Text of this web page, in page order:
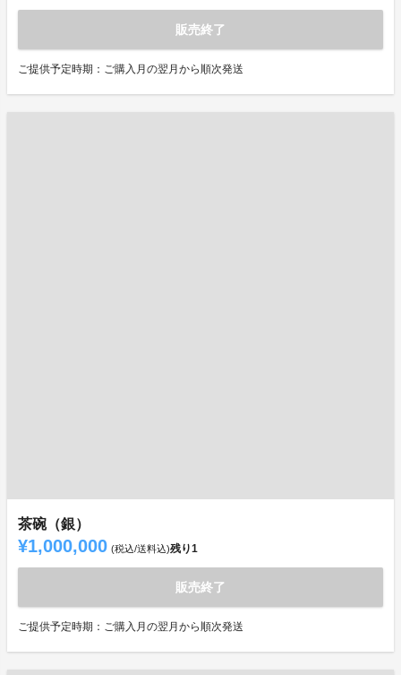
販売終了
ご提供予定時期：ご購入月の翌月から順次発送
茶碗（銀）
¥1,000,000 (税込/送料込)残り1
販売終了
ご提供予定時期：ご購入月の翌月から順次発送